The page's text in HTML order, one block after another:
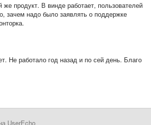
продукт. В винде работает, пользователей
зачем надо было заявлять о поддержке
Не работало год назад и по сей день. Благо
UserEcho